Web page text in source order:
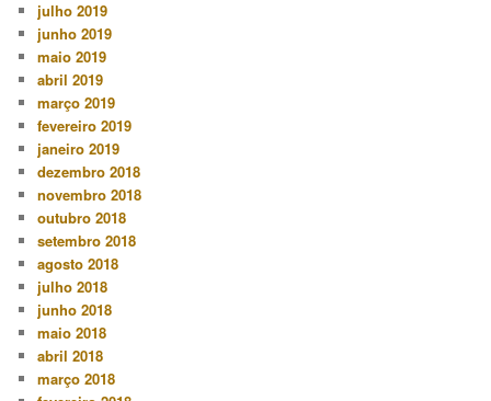
julho 2019
junho 2019
maio 2019
abril 2019
março 2019
fevereiro 2019
janeiro 2019
dezembro 2018
novembro 2018
outubro 2018
setembro 2018
agosto 2018
julho 2018
junho 2018
maio 2018
abril 2018
março 2018